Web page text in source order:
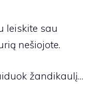
leiskite sau
nešiojote.
žandikaulį…